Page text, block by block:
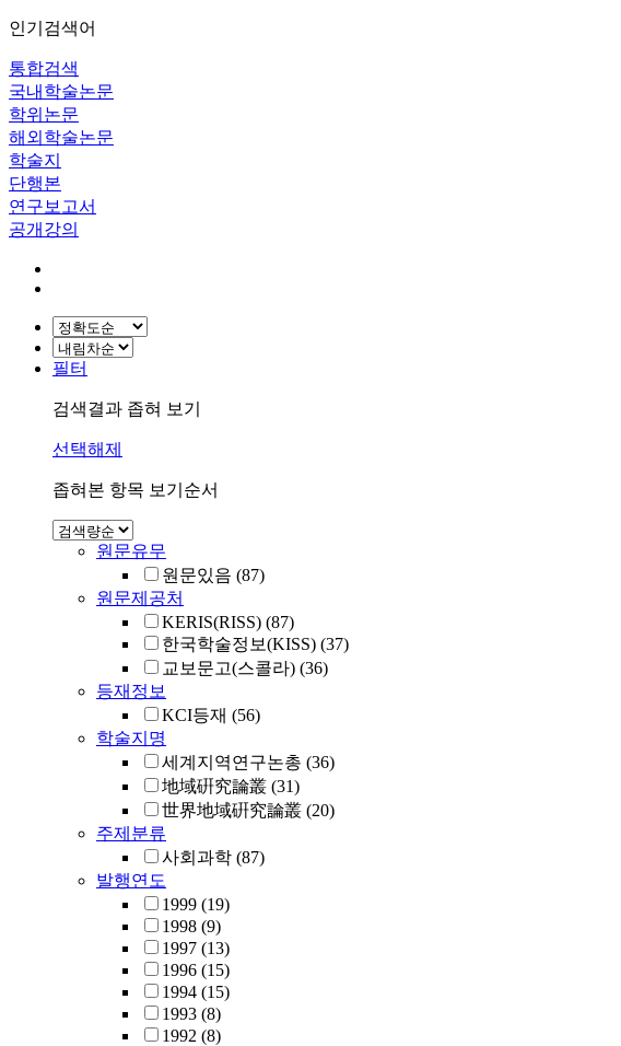
인기검색어
통합검색
국내학술논문
학위논문
해외학술논문
학술지
단행본
연구보고서
공개강의
필터
검색결과 좁혀 보기
선택해제
좁혀본 항목 보기순서
원문유무
원문있음 (87)
원문제공처
KERIS(RISS) (87)
한국학술정보(KISS) (37)
교보문고(스콜라) (36)
등재정보
KCI등재 (56)
학술지명
세계지역연구논총 (36)
地域硏究論叢 (31)
世界地域硏究論叢 (20)
주제분류
사회과학 (87)
발행연도
1999 (19)
1998 (9)
1997 (13)
1996 (15)
1994 (15)
1993 (8)
1992 (8)